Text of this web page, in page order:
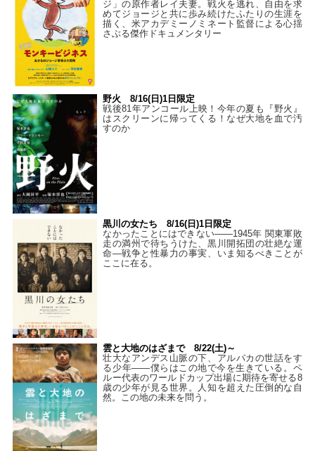
ジ」の原作者レイ夫妻。戦火を逃れ、自由を求
めてジョージと共に歩み続けたふたりの生涯を
描く、米アカデミーノミネート監督による心揺
さぶる傑作ドキュメンタリー
野火 8/16(日)1日限定
戦後81年アンコール上映！今年の夏も『野火』
はスクリーンに帰ってくる！なぜ大地を血で汚
すのか
黒川の女たち 8/16(日)1日限定
なかったことにはできない——1945年 関東軍敗
走の満州で待ちうけた、黒川開拓団の壮絶な運
命―戦争と性暴力の事実、いま知るべきことが
ここに在る。
雲と大地のはざまで 8/22(土)～
壮大なアンデス山脈の下、アルパカの世話をす
る少年――僕らはこの地で今を生きている。ペ
ルー代表のワールドカップ出場に期待を寄せる8
歳の少年が見る世界。人知を超えた圧倒的な自
然。この地の未来を問う。